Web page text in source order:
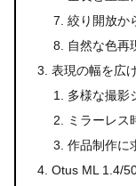
絞り開放か
自然な色再
表現の幅を広
多様な撮影
ミラーレス
作品制作に
Otus ML 1.4/